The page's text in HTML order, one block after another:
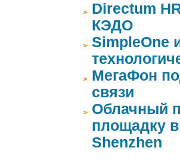
Directum
КЭДО
SimpleOne
МегаФон
связи
Облачный
площадку в
Shenzhen